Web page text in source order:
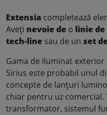
Extensia completează
Aveți nevoie de o linie
tech-line sau de un set
Gama de iluminat exterior
Sirius este probabil unul
concepte de lanțuri
chiar pentru uz comercial.
transformator, sistemul